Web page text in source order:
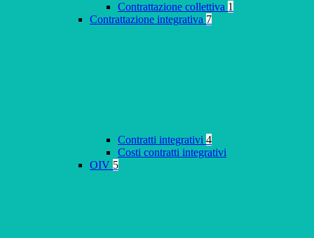
Contrattazione collettiva 1
Contrattazione integrativa 7
Contratti integrativi 4
Costi contratti integrativi
OIV 5